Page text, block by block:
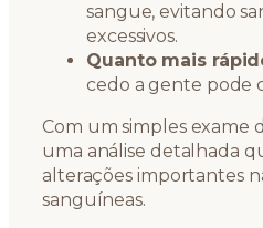
sangue, evitando
excessivos.
Quanto mais
cedo a gente pode
Com um simples exame
uma análise detalhada
alterações importantes
sanguíneas.